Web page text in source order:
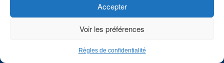
Accepter
Voir les préférences
Règles de confidentialité
CHOISISSEZ UN PROFIL